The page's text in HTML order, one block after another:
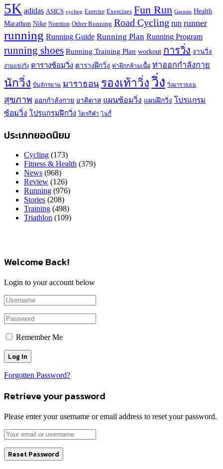
5K adidas ASICS cycling Exercise Exercises Fun Run Garmin Health
Marathon Nike Nutrition Other Running Road Cycling run runner
running Running Guide Running Plan Running Program
running shoes Running Training Plan workout การวิ่ง งานวิ่ง
งานแข่งวิ่ง ตารางซ้อมวิ่ง ตารางฝึกวิ่ง ท่าฝึกกล้ามเนื้อ ท่าออกกำลังกาย
นักวิ่ง ปั่นจักรยาน มาราธอน รองเท้าวิ่ง วิ่ง วิ่งมาราธอน
สุขภาพ ออกกำลังกาย อาดิดาส แผนซ้อมวิ่ง แผนฝึกวิ่ง โปรแกรม
ซ้อมวิ่ง โปรแกรมฝึกวิ่ง ไตรกีฬา ไนกี้
ประเภทยอดนิยม
Cycling (173)
Fitness & Health (379)
News (968)
Review (126)
Running (976)
Stories (208)
Training (498)
Triathlon (109)
Welcome Back!
Login to your account below
Remember Me
Forgotten Password?
Retrieve your password
Please enter your username or email address to reset your password.